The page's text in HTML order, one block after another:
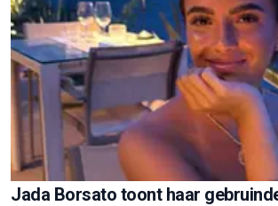
Jada Borsato toont haar